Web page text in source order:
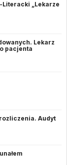
„Lekarze
Lekarz
pacjenta
Audyt